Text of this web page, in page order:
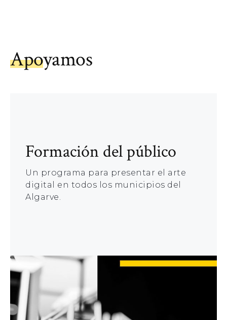
Apoyamos
Formación del público
Un programa para presentar el arte
digital en todos los municipios del
Algarve.